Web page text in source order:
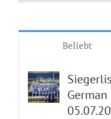
Beliebt